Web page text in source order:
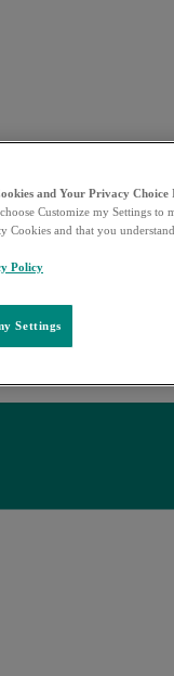
and Your Privacy
Customize my Settings
Cookies and that you
Policy
Settings